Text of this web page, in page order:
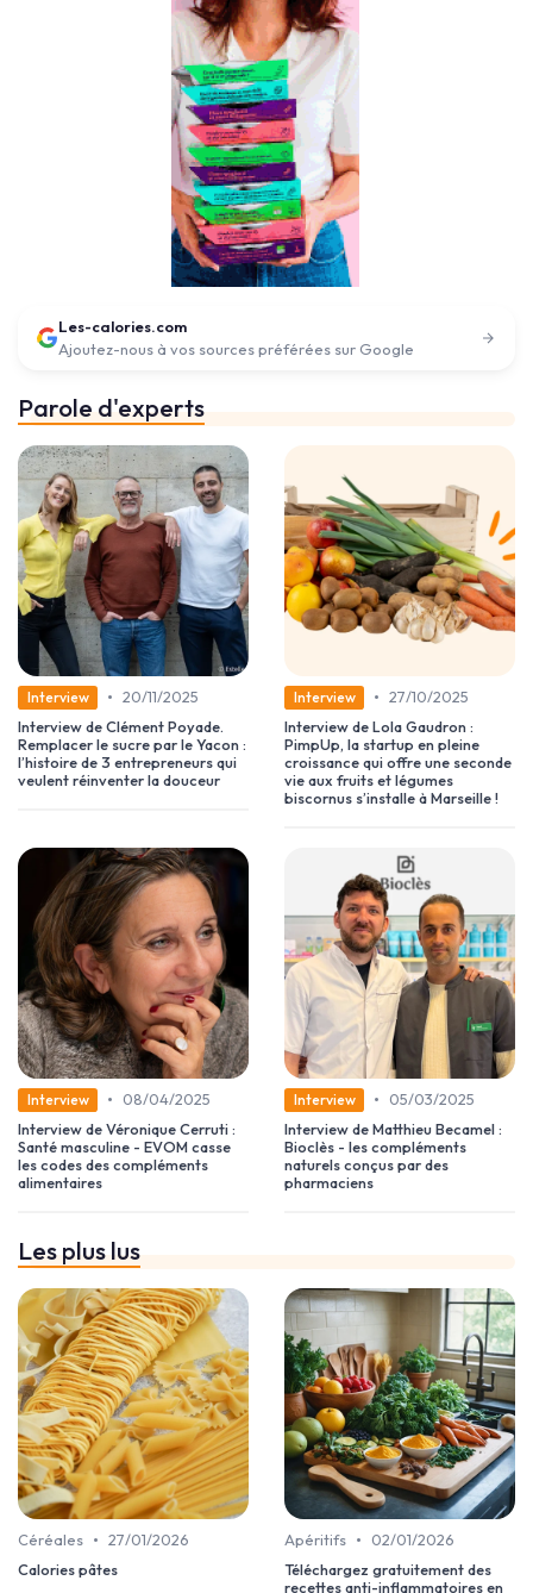
Les-calories.com
Ajoutez-nous à vos sources préférées sur Google
Parole d'experts
Interview • 20/11/2025
Interview de Clément Poyade.
Remplacer le sucre par le Yacon :
l’histoire de 3 entrepreneurs qui
veulent réinventer la douceur
Interview • 27/10/2025
Interview de Lola Gaudron :
PimpUp, la startup en pleine
croissance qui offre une seconde
vie aux fruits et légumes
biscornus s’installe à Marseille !
Interview •
08/04/2025
Interview de Véronique Cerruti :
Santé masculine - EVOM casse
les codes des compléments
alimentaires
Interview •
05/03/2025
Interview de Matthieu Becamel :
Bioclès - les compléments
naturels conçus par des
pharmaciens
Les plus lus
Céréales • 27/01/2026
Calories pâtes
Apéritifs •
02/01/2026
Téléchargez gratuitement des
recettes anti-inflammatoires en